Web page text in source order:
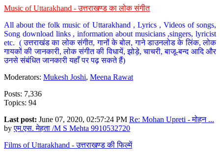
Music of Uttarakhand - उत्तराखण्ड का लोक संगीत
All about the folk music of Uttarakhand , Lyrics , Videos of songs,
Song download links , information about musicians ,singers, lyricist
etc. ( उत्तराखंड का लोक संगीत, गानों के बोल, गाने डाउनलोड के लिंक, लोक
गायकों की जानकारी, लोक संगीत की विधायें, झोड़े, चाचरी, बाजू-बन्द आदि और
उनसे संबंधित जानकारी यहाँ पर पढ़ सकते हैं)
Moderators: Mukesh Joshi, Meena Rawat
Posts: 7,336
Topics: 94
Last post: June 07, 2020, 02:57:24 PM Re: Mohan Upreti - मोहन ...
byएम.एस. मेहता /M S Mehta 9910532720
Films of Uttarakhand - उत्तराखण्ड की फिल्में